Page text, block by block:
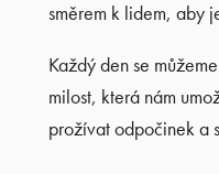
směrem k lidem, aby
Každý den se
milost, která nám
prožívat odpočinek a